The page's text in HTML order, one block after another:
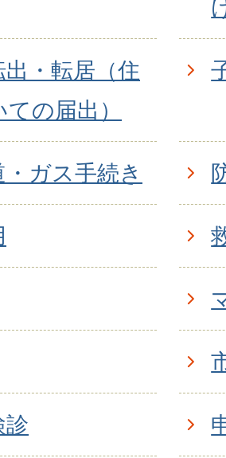
・転居（住
の届出）
・ガス手続き
診